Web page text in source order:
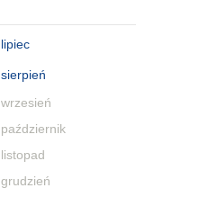
lipiec
sierpień
wrzesień
październik
listopad
grudzień